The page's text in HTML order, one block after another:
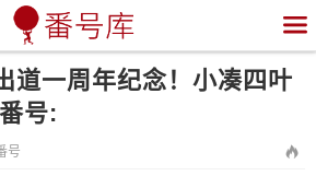

道一周年纪念！小凑四叶
号:
号 